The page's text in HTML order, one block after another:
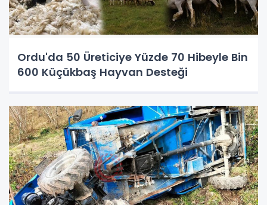
Ordu'da 50 Üreticiye Yüzde 70 Hibeyle Bin
600 Küçükbaş Hayvan Desteği